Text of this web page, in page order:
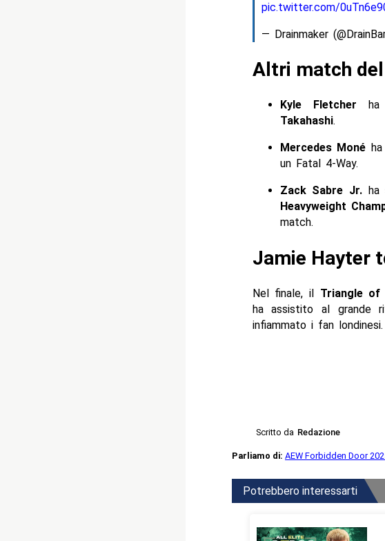
pic.twitter.com/
— Drainmaker
Altri match
Kyle Fletcher ha
Takahashi.
Mercedes Moné
un Fatal 4-Way.
Zack Sabre Jr.ha
Heavyweight
match.
Jamie Hayter
Nel finale, il Triangle of
ha assistito al grande
infiammato i fan londinesi.
Scritto da Redazione
Parliamo di: AEW Forbidden Door
Potrebbero interessarti